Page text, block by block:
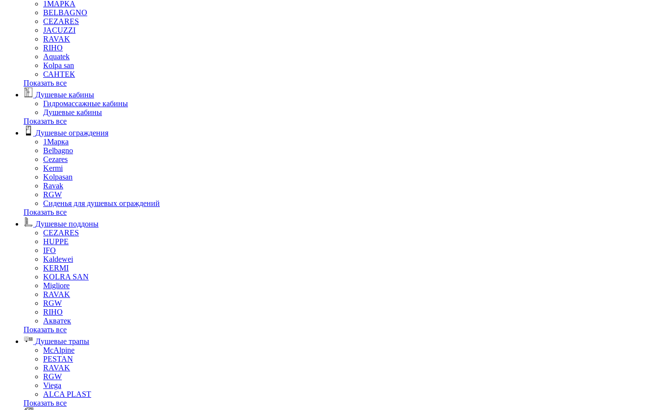
1МАРКА
BELBAGNO
CEZARES
JACUZZI
RAVAK
RIHO
Аquatek
Кolpa san
САНТЕК
Показать все
Душевые кабины
Гидромассажные кабины
Душевые кабины
Показать все
Душевые ограждения
1Марка
Belbagno
Cezares
Kermi
Kolpasan
Ravak
RGW
Сиденья для душевых ограждений
Показать все
Душевые поддоны
CEZARES
HUPPE
IFO
Kaldewei
KERMI
KOLRA SAN
Migliore
RAVAK
RGW
RIHO
Акватек
Показать все
Душевые трапы
McAlpine
PESTAN
RAVAK
RGW
Viega
АLCA PLAST
Показать все